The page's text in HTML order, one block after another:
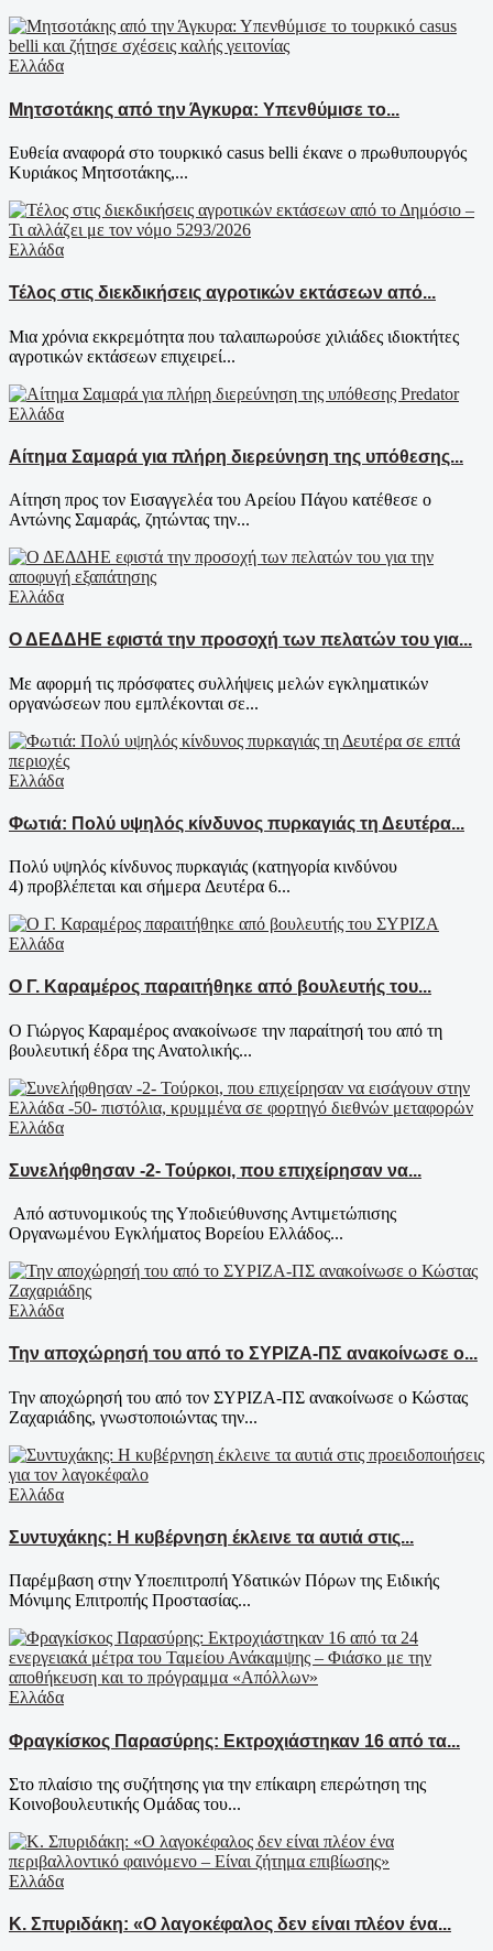
Ελλάδα
Μητσοτάκης από την Άγκυρα: Υπενθύμισε το...
Ευθεία αναφορά στο τουρκικό casus belli έκανε ο πρωθυπουργός
Κυριάκος Μητσοτάκης,...
Ελλάδα
Τέλος στις διεκδικήσεις αγροτικών εκτάσεων από...
Μια χρόνια εκκρεμότητα που ταλαιπωρούσε χιλιάδες ιδιοκτήτες
αγροτικών εκτάσεων επιχειρεί...
Ελλάδα
Αίτημα Σαμαρά για πλήρη διερεύνηση της υπόθεσης...
Αίτηση προς τον Εισαγγελέα του Αρείου Πάγου κατέθεσε ο
Αντώνης Σαμαράς, ζητώντας την...
Ελλάδα
Ο ΔΕΔΔΗΕ εφιστά την προσοχή των πελατών του για...
Με αφορμή τις πρόσφατες συλλήψεις μελών εγκληματικών
οργανώσεων που εμπλέκονται σε...
Ελλάδα
Φωτιά: Πολύ υψηλός κίνδυνος πυρκαγιάς τη Δευτέρα...
Πολύ υψηλός κίνδυνος πυρκαγιάς (κατηγορία κινδύνου
4) προβλέπεται και σήμερα Δευτέρα 6...
Ελλάδα
Ο Γ. Καραμέρος παραιτήθηκε από βουλευτής του...
Ο Γιώργος Καραμέρος ανακοίνωσε την παραίτησή του από τη
βουλευτική έδρα της Ανατολικής...
Ελλάδα
Συνελήφθησαν -2- Τούρκοι, που επιχείρησαν να...
Από αστυνομικούς της Υποδιεύθυνσης Αντιμετώπισης
Οργανωμένου Εγκλήματος Βορείου Ελλάδος...
Ελλάδα
Την αποχώρησή του από το ΣΥΡΙΖΑ-ΠΣ ανακοίνωσε ο...
Την αποχώρησή του από τον ΣΥΡΙΖΑ-ΠΣ ανακοίνωσε ο Κώστας
Ζαχαριάδης, γνωστοποιώντας την...
Ελλάδα
Συντυχάκης: Η κυβέρνηση έκλεινε τα αυτιά στις...
Παρέμβαση στην Υποεπιτροπή Υδατικών Πόρων της Ειδικής
Μόνιμης Επιτροπής Προστασίας...
Ελλάδα
Φραγκίσκος Παρασύρης: Εκτροχιάστηκαν 16 από τα...
Στο πλαίσιο της συζήτησης για την επίκαιρη επερώτηση της
Κοινοβουλευτικής Ομάδας του...
Ελλάδα
Κ. Σπυριδάκη: «Ο λαγοκέφαλος δεν είναι πλέον ένα...